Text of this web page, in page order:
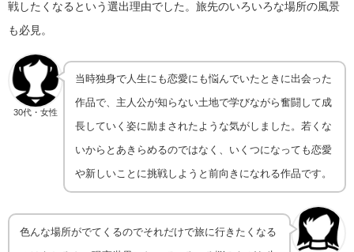
戦したくなるという選出理由でした。旅先のいろいろな場所の風景
も必見。
30代・女性
当時独身で人生にも恋愛にも悩んでいたときに出会った
作品で、主人公が知らない土地で学びながら奮闘して成
長していく姿に励まされたような気がしました。若くな
いからとあきらめるのではなく、いくつになっても恋愛
や新しいことに挑戦しようと前向きになれる作品です。
色んな場所がでてくるのでそれだけで旅に行きたくなる